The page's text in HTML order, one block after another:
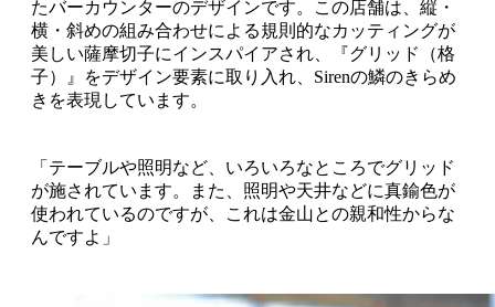
たバーカウンターのデザインです。この店舗は、縦・
横・斜めの組み合わせによる規則的なカッティングが
美しい薩摩切子にインスパイアされ、『グリッド（格
子）』をデザイン要素に取り入れ、Sirenの鱗のきらめ
きを表現しています。
「テーブルや照明など、いろいろなところでグリッド
が施されています。また、照明や天井などに真鍮色が
使われているのですが、これは金山との親和性からな
んですよ」